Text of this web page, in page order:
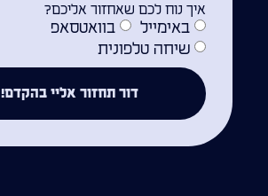
איך נוח לכם שאחזור אליכם?
באימייל
בוואטסאפ
שיחה טלפונית
דור תחזור אליי בהקדם!